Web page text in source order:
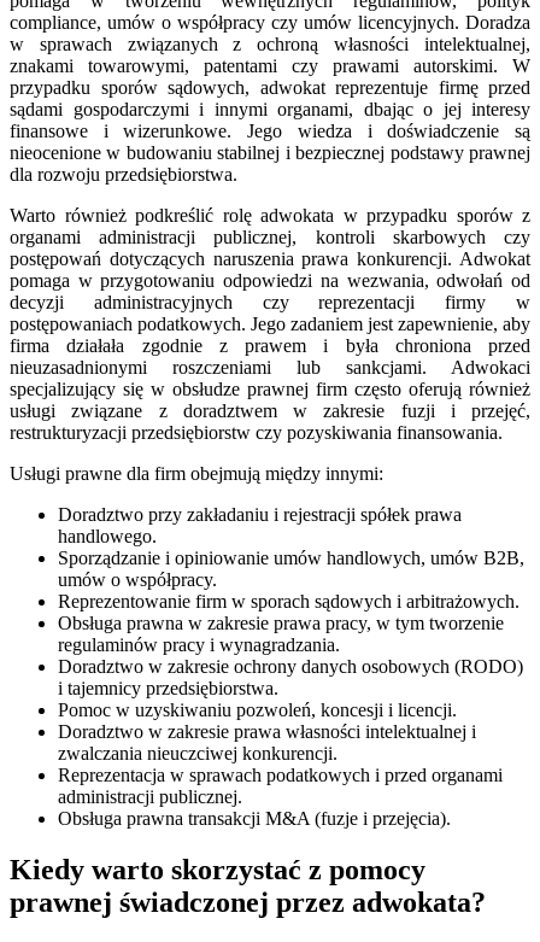
compliance, umów o współpracy czy umów licencyjnych. Doradza
w sprawach związanych z ochroną własności intelektualnej,
znakami towarowymi, patentami czy prawami autorskimi. W
przypadku sporów sądowych, adwokat reprezentuje firmę przed
sądami gospodarczymi i innymi organami, dbając o jej interesy
finansowe i wizerunkowe. Jego wiedza i doświadczenie są
nieocenione w budowaniu stabilnej i bezpiecznej podstawy prawnej
dla rozwoju przedsiębiorstwa.
Warto również podkreślić rolę adwokata w przypadku sporów z
organami administracji publicznej, kontroli skarbowych czy
postępowań dotyczących naruszenia prawa konkurencji. Adwokat
pomaga w przygotowaniu odpowiedzi na wezwania, odwołań od
decyzji administracyjnych czy reprezentacji firmy w
postępowaniach podatkowych. Jego zadaniem jest zapewnienie, aby
firma działała zgodnie z prawem i była chroniona przed
nieuzasadnionymi roszczeniami lub sankcjami. Adwokaci
specjalizujący się w obsłudze prawnej firm często oferują również
usługi związane z doradztwem w zakresie fuzji i przejęć,
restrukturyzacji przedsiębiorstw czy pozyskiwania finansowania.
Usługi prawne dla firm obejmują między innymi:
Doradztwo przy zakładaniu i rejestracji spółek prawa
handlowego.
Sporządzanie i opiniowanie umów handlowych, umów B2B,
umów o współpracy.
Reprezentowanie firm w sporach sądowych i arbitrażowych.
Obsługa prawna w zakresie prawa pracy, w tym tworzenie
regulaminów pracy i wynagradzania.
Doradztwo w zakresie ochrony danych osobowych (RODO)
i tajemnicy przedsiębiorstwa.
Pomoc w uzyskiwaniu pozwoleń, koncesji i licencji.
Doradztwo w zakresie prawa własności intelektualnej i
zwalczania nieuczciwej konkurencji.
Reprezentacja w sprawach podatkowych i przed organami
administracji publicznej.
Obsługa prawna transakcji M&A (fuzje i przejęcia).
Kiedy warto skorzystać z pomocy
prawnej świadczonej przez adwokata?